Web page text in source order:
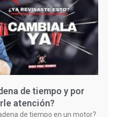
de tiempo y por
atención?
de tiempo en un motor?